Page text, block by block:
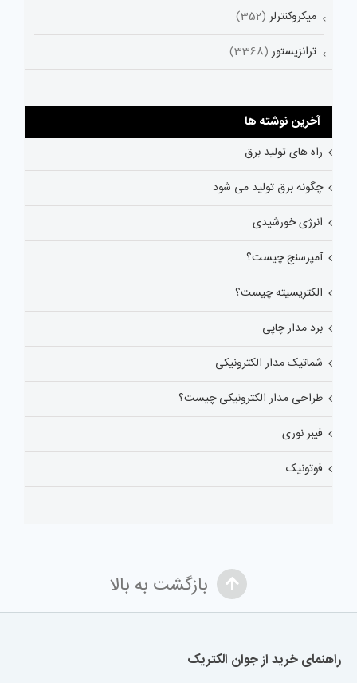
میکروکنترلر (352)
ترانزیستور (3368)
آخرین نوشته ها
راه های تولید برق
چگونه برق تولید می شود
انرژی خورشیدی
آمپرسنج چیست؟
الکتریسیته چیست؟
برد مدار چاپی
شماتیک مدار الکترونیکی
طراحی مدار الکترونیکی چیست؟
فیبر نوری
فوتونیک
بازگشت به بالا
راهنمای خرید از جوان الکتریک